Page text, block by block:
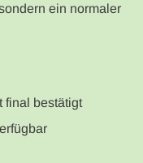
ein normaler
final bestätigt